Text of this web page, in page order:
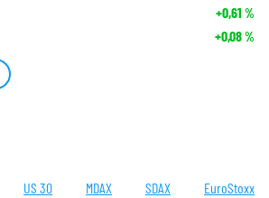
+0,61 %
+0,08%
US 30 MDAX SDAX EuroStoxx